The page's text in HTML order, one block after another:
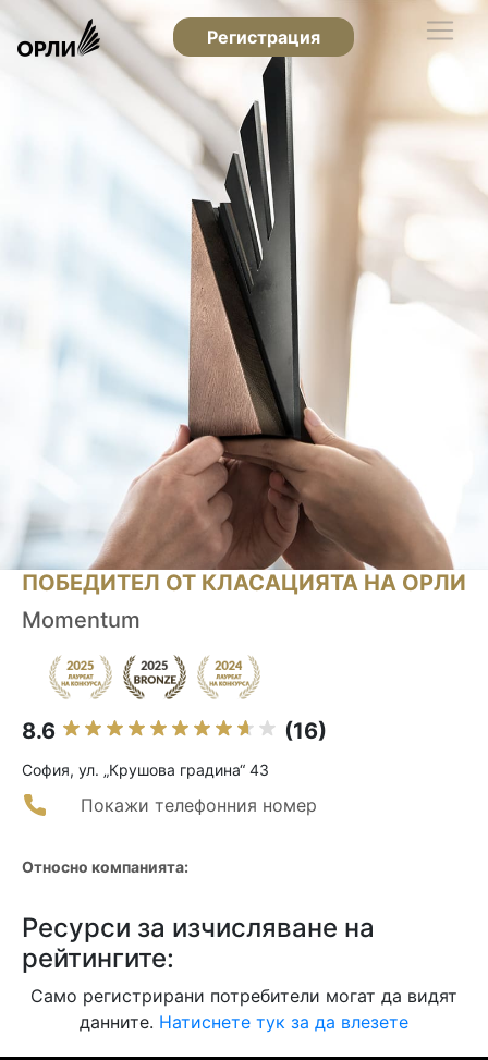
Регистрация
ПОБЕДИТЕЛ ОТ КЛАСАЦИЯТА НА ОРЛИ
Momentum
8.6 (16)
София, ул. „Крушова градина“ 43
Покажи телефонния номер
Относно компанията:
Ресурси за изчисляване на
рейтингите:
Само регистрирани потребители могат да видят
данните. Натиснете тук за да влезете